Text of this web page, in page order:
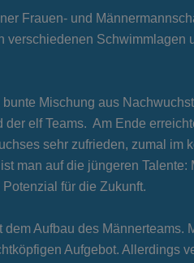
Frauen- und
verschiedenen Schwimmlagen
Mischung aus
elf Teams. Am Ende
sehr zufrieden, zumal im
man auf die jüngeren
für die Zukunft.
Aufbau des Männerteams.
Aufgebot. Allerdings